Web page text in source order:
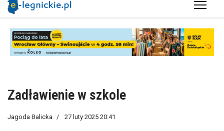
Zadławienie w szkole
Jagoda Balicka 27 luty 2025 20:41